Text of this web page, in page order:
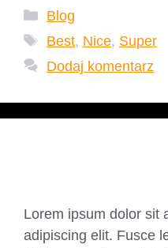
Kategorie
Blog
Tagi
Best, Nice, Super
Dodaj komentarz
Lorem ipsum dolor sit
adipiscing elit. Fusce